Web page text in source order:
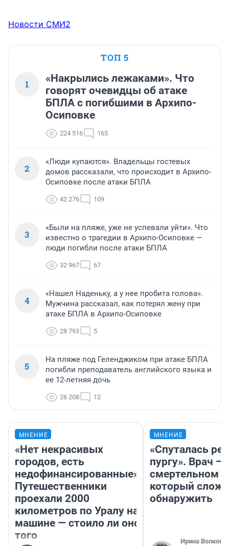
Новости СМИ2
ТОП 5
1
«Накрылись лежаками». Что
говорят очевидцы об атаке
БПЛА с погибшими в Архипо-
Осиповке
224 516 165
2
«Люди купаются». Владельцы гостевых
домов рассказали, что происходит в Архипо-
Осиповке после атаки БПЛА
42 276 109
3
«Были на пляже, уже не успевали уйти». Что
известно о трагедии в Архипо-Осиповке —
люди погибли после атаки БПЛА
32 967 67
4
«Нашел Наденьку, а у нее пробита голова».
Мужчина рассказал, как потерял жену при
атаке БПЛА в Архипо-Осиповке
28 793 5
5
На пляже под Геленджиком при атаке БПЛА
погибли преподаватель английского языка и
ее 12-летняя дочь
26 208 12
МНЕНИЕ
«Нет некрасивых
городов, есть
недофинансированные».
Путешественники
проехали 2000
километров по Уралу на
машине — стоило ли оно
того
МНЕНИЕ
«Спуталась
пургу». Врач —
смертельном
который
обнаружить
Ирина Волкова